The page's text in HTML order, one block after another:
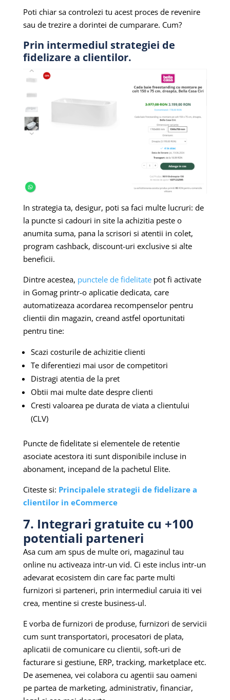
Poti chiar sa controlezi tu acest proces de revenire
sau de trezire a dorintei de cumparare. Cum?
Prin intermediul strategiei de
fidelizare a clientilor.
In strategia ta, desigur, poti sa faci multe lucruri: de
la puncte si cadouri in site la achizitia peste o
anumita suma, pana la scrisori si atentii in colet,
program cashback, discount-uri exclusive si alte
beneficii.
Dintre acestea, punctele de fidelitatepot fi activate
in Gomag printr-o aplicatie dedicata, care
automatizeaza acordarea recompenselor pentru
clientii din magazin, creand astfel oportunitati
pentru tine:
Scazi costurile de achizitie clienti
Te diferentiezi mai usor de competitori
Distragi atentia de la pret
Obtii mai multe date despre clienti
Cresti valoarea pe durata de viata a clientului
(CLV)
Puncte de fidelitate si elementele de retentie
asociate acestora iti sunt disponibile incluse in
abonament, incepand de la pachetul Elite.
Citeste si: Principalele strategii de fidelizare a
clientilor in eCommerce
7. Integrari gratuite cu +100
potentiali parteneri
Asa cum am spus de multe ori, magazinul tau
online nu activeaza intr-un vid. Ci este inclus intr-un
adevarat ecosistem din care fac parte multi
furnizori si parteneri, prin intermediul caruia iti vei
crea, mentine si creste business-ul.
E vorba de furnizori de produse, furnizori de servicii
cum sunt transportatori, procesatori de plata,
aplicatii de comunicare cu clientii, soft-uri de
facturare si gestiune, ERP, tracking, marketplace etc.
De asemenea, vei colabora cu agentii sau oameni
pe partea de marketing, administrativ, financiar,